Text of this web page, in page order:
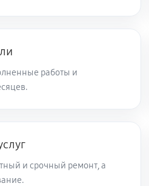
характеристик
работы и
и срочный ремонт, а